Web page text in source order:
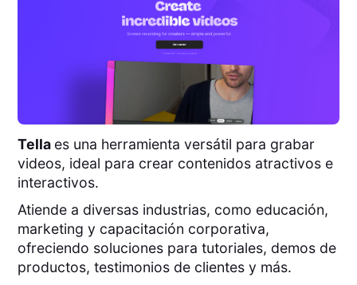
Tella es una herramienta versátil para grabar
videos, ideal para crear contenidos atractivos e
interactivos.
Atiende a diversas industrias, como educación,
marketing y capacitación corporativa,
ofreciendo soluciones para tutoriales, demos de
productos, testimonios de clientes y más.